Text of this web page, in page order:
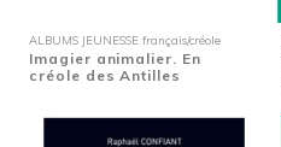
ALBUMS JEUNESSE français/créole
Imagier animalier. En
créole des Antilles